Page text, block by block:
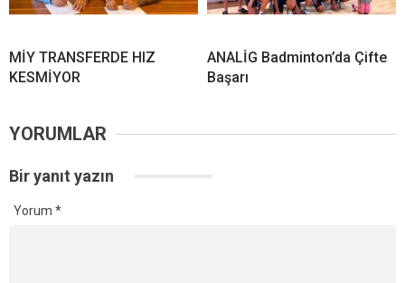
MİY TRANSFERDE HIZ
KESMİYOR
ANALİG Badminton’da Çifte
Başarı
YORUMLAR
Bir yanıt yazın
Yorum *